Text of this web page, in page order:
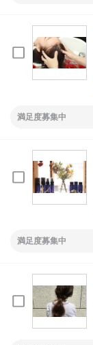
満足度募集中
満足度募集中